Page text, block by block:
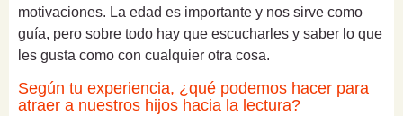
motivaciones. La edad es importante y nos sirve como
guía, pero sobre todo hay que escucharles y saber lo que
les gusta como con cualquier otra cosa.
Según tu experiencia, ¿qué podemos hacer para
atraer a nuestros hijos hacia la lectura?